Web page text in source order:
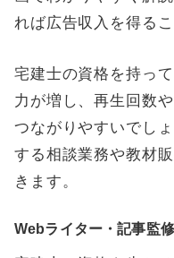
れば広告収入を得る
宅建士の資格を持っ
力が増し、再生回数
つながりやすいでし
する相談業務や教材
きます。
Webライター・記事監